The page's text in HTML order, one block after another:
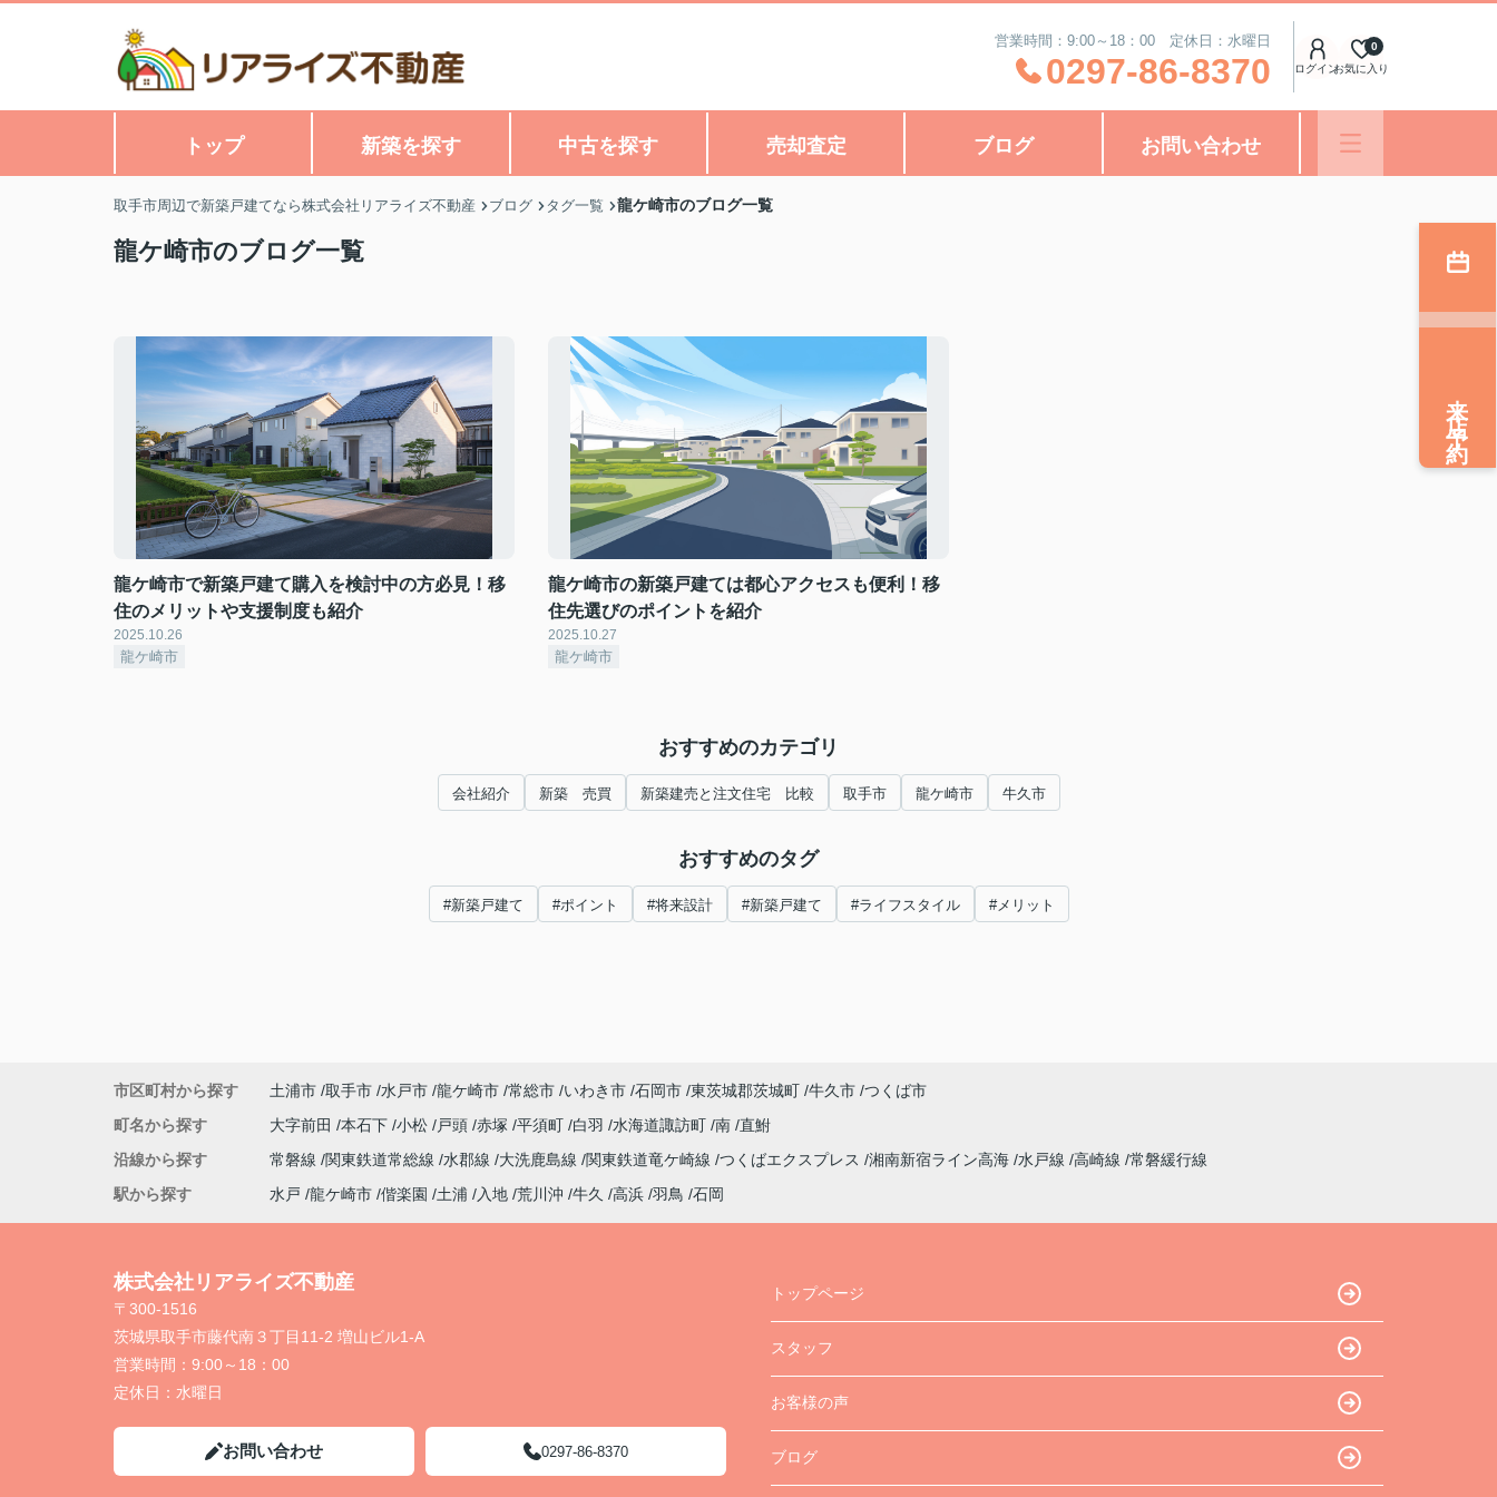
営業時間：9:00～18：00 定休日：水曜日
0297-86-8370 ログインお気に入り
0
トップ 新築を探す 中古を探す 売却査定 ブログ お問い合わせ
取手市周辺で新築戸建てなら株式会社リアライズ不動産 ブログ タグ一覧 龍ケ崎市のブログ一覧
龍ケ崎市のブログ一覧
龍ケ崎市で新築戸建て購入を検討中の方必見！移
住のメリットや支援制度も紹介
2025.10.26
龍ケ崎市
龍ケ崎市の新築戸建ては都心アクセスも便利！移
住先選びのポイントを紹介
2025.10.27
龍ケ崎市
おすすめのカテゴリ
会社紹介 新築 売買 新築建売と注文住宅 比較 取手市 龍ケ崎市 牛久市
おすすめのタグ
#新築戸建て #ポイント #将来設計 #新築戸建て #ライフスタイル #メリット
来店予約
市区町村から探す 土浦市 取手市 水戸市 龍ケ崎市 常総市 いわき市 石岡市 東茨城郡茨城町 牛久市 つくば市
町名から探す
大字前田 本石下 小松 戸頭 赤塚 平須町 白羽 水海道諏訪町 南 直鮒
沿線から探す
常磐線 関東鉄道常総線 水郡線 大洗鹿島線 関東鉄道竜ケ崎線 つくばエクスプレス 湘南新宿ライン高海 水戸線 高崎線 常磐緩行線
駅から探す
水戸 龍ケ崎市 偕楽園 土浦 入地 荒川沖 牛久 高浜 羽鳥 石岡
株式会社リアライズ不動産
〒300-1516
茨城県取手市藤代南３丁目11-2 増山ビル1-A
営業時間： 9:00～18：00
定休日： 水曜日
お問い合わせ 0297-86-8370
トップページ
スタッフ
お客様の声
ブログ